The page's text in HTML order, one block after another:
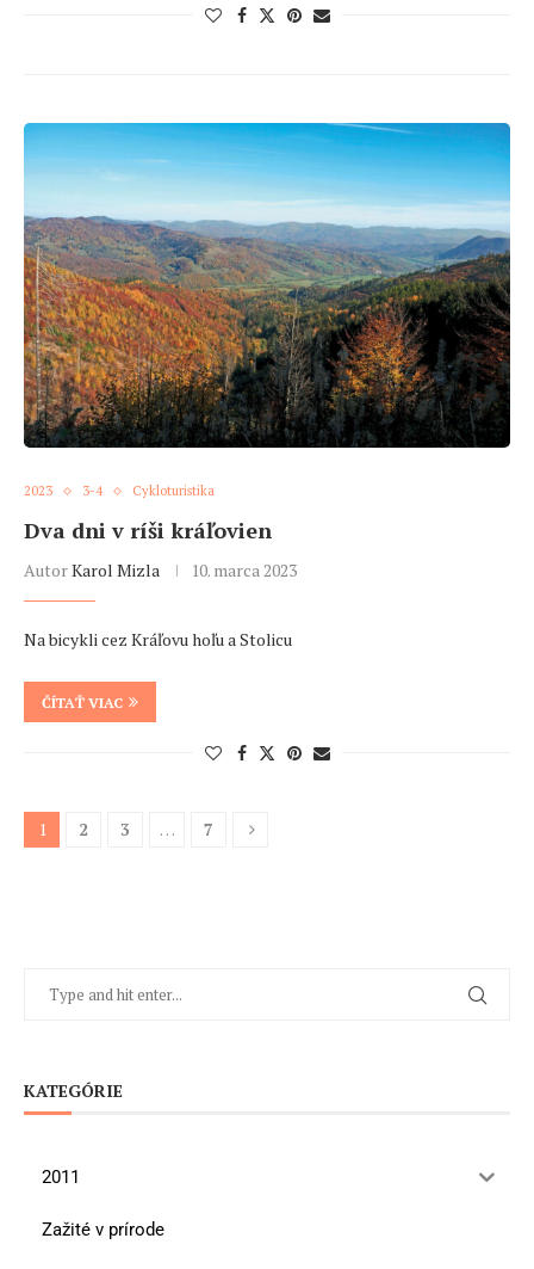
2023 3-4 Cykloturistika
Dva dni v ríši kráľovien
AutorKarol Mizla 10. marca 2023
Na bicykli cez Kráľovu hoľu a Stolicu
ČÍTAŤ VIAC
1 2 3 … 7
KATEGÓRIE
2011
Zažité v prírode